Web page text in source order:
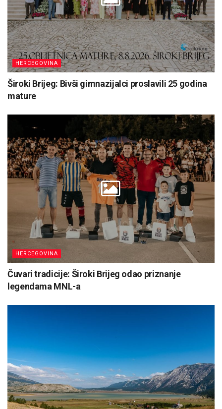
HERCEGOVINA
Široki Brijeg: Bivši gimnazijalci proslavili 25 godina
mature
HERCEGOVINA
Čuvari tradicije: Široki Brijeg odao priznanje
legendama MNL-a